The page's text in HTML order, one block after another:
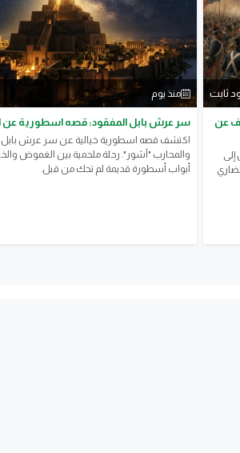
ثابت
عن
منذ يوم
سر عرش بابل المفقود: قصه اسطورية عن
اكتشف قصه اسطورية خيالية عن سر عرش بابل
والمحارب "آشور". رحلة ملحمية بين الغموض
أبواب أسطورة قديمة لم تحك من قبل.